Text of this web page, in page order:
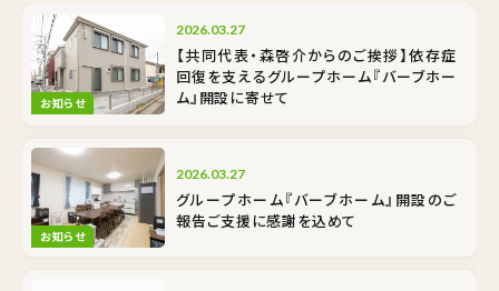
お知らせ
2026.03.27
【共同代表・森啓介からのご挨拶】依存症
回復を支えるグループホーム『バーブホー
ム』開設に寄せて
お知らせ
2026.03.27
グループホーム『バーブホーム』開設のご
報告――ご支援に感謝を込めて